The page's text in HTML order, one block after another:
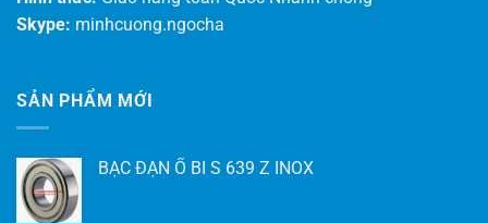
Skype: minhcuong.ngocha
SẢN PHẨM MỚI
BẠC ĐẠN Ổ BI S 639 Z INOX